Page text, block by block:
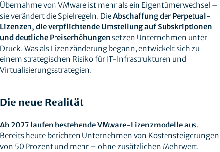
Übernahme von VMware ist mehr als ein Eigentümerwechsel –
sie verändert die Spielregeln. DieAbschaffung der Perpetual-
Lizenzen, die verpflichtende Umstellung auf Subskriptionen
und deutliche Preiserhöhungen setzen Unternehmen unter
Druck. Was als Lizenzänderung begann, entwickelt sich zu
einem strategischen Risiko für IT‑Infrastrukturen und
Virtualisierungsstrategien.
Die neue Realität
Ab 2027 laufen bestehende VMware-Lizenzmodelle aus.
Bereits heute berichten Unternehmen von Kostensteigerungen
von 50 Prozent und mehr – ohne zusätzlichen Mehrwert.